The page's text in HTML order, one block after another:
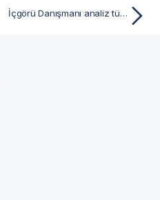
İçgörü Danışmanı analiz türleri